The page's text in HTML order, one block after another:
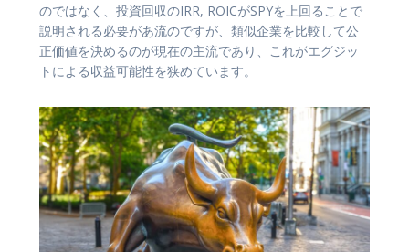
のではなく、投資回収のIRR, ROICがSPYを上回ることで
説明される必要があ流のですが、類似企業を比較して公
正価値を決めるのが現在の主流であり、これがエグジッ
トによる収益可能性を狭めています。